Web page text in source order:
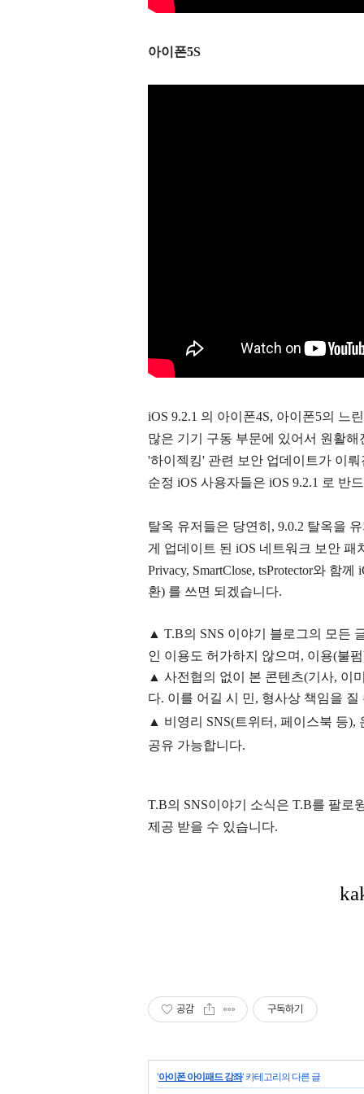
아이폰5S
iOS 9.2.1 의 아이폰4S, 아이폰5의 느
많은 기기 구동 부문에 있어서 원활
'하이젝킹' 관련 보안 업데이트가 이
순정 iOS 사용자들은 iOS 9.2.1 로 반
탈옥 유저들은 당연히, 9.0.2 탈옥을
게 업데이트 된 iOS 네트워크 보안
Privacy, SmartClose, tsProtector와 함
환) 를 쓰면 되겠습니다.
▲ T.B의 SNS 이야기 블로그의 모든
인 이용도 허가하지 않으며, 이용(불
▲ 사전협의 없이 본 콘텐츠(기사, 이
다. 이를 어길 시 민, 형사상 책임을 질
▲ 비영리 SNS(트위터, 페이스북 등),
공유 가능합니다.
T.B의 SNS이야기 소식은 T.B를 팔로
제공 받을 수 있습니다.
공감 구독하기
'아이폰 아이패드 강좌' 카테고리의 다른 글